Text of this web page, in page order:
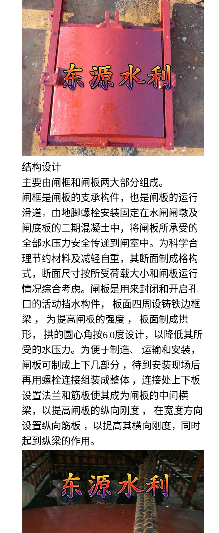
结构设计
主要由闸框和闸板两大部分组成。
闸框是闸板的支承构件，也是闸板的运行
滑道，由地脚螺栓安装固定在水闸闸墩及
闸底板的二期混凝土中，将闸板所承受的
全部水压力安全传递到闸室中。为科学合
理节约材料及减轻自重，其断面制成格构
式，断面尺寸按所受荷载大小和闸板运行
情况综合考虑。闸板是用来封闭和开启孔
口的活动挡水构件， 板面四周设铸铁边框
梁 ， 为提高闸板的强度 ， 板面制成拱
形， 拱的圆心角按6 0度设计，以降低其所
受的水压力。为便于制造、 运输和安装，
闸板可制成上下几部分 ，待到安装现场后
再用螺栓连接组装成整体 ，连接处上下板
设置法兰和筋板使其成为闸板的中间横
梁，以提高闸板的纵向刚度 ， 在宽度方向
设置纵向筋板 ，以提高其横向刚度，同时
起到纵梁的作用。